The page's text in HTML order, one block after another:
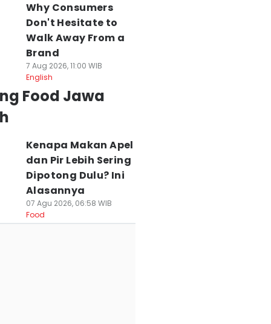
Why Consumers
Don't Hesitate to
Walk Away From a
Brand
7 Aug 2026, 11:00 WIB
English
Food Jawa
Kenapa Makan Apel
dan Pir Lebih Sering
Dipotong Dulu? Ini
Alasannya
07 Agu 2026, 06:58 WIB
Food